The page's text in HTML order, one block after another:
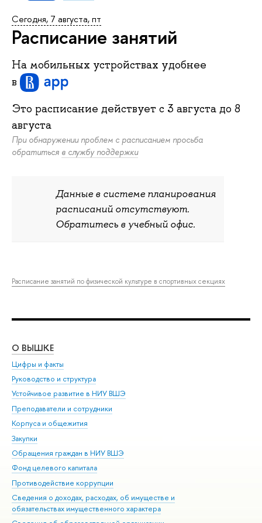
Сегодня, 7 августа, пт
Расписание занятий
На мобильных устройствах удобнее
в
Это расписание действует c 3 августа до 8
августа
При обнаружении проблем с расписанием просьба
обратиться в службу поддержки
Данные в системе планирования
расписаний отсутствуют.
Обратитесь в учебный офис.
Расписание занятий по физической культуре в спортивных секциях
О ВЫШКЕ
Цифры и факты
Руководство и структура
Устойчивое развитие в НИУ ВШЭ
Преподаватели и сотрудники
Корпуса и общежития
Закупки
Обращения граждан в НИУ ВШЭ
Фонд целевого капитала
Противодействие коррупции
Сведения о доходах, расходах, об имуществе и
обязательствах имущественного характера